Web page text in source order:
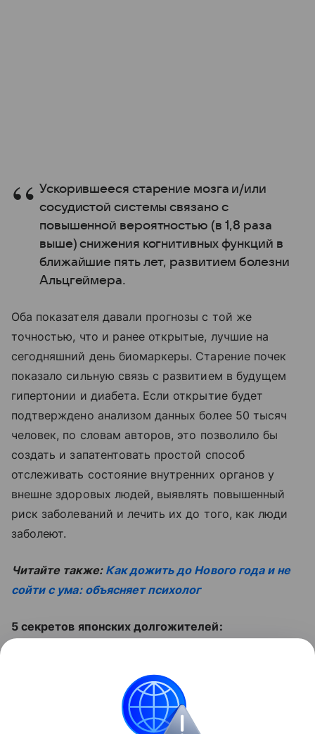
Ускорившееся старение мозга и/или
сосудистой системы связано с
повышенной вероятностью (в 1,8 раза
выше) снижения когнитивных функций в
ближайшие пять лет, развитием болезни
Альцгеймера.
Оба показателя давали прогнозы с той же
точностью, что и ранее открытые, лучшие на
сегодняшний день биомаркеры. Старение почек
показало сильную связь с развитием в будущем
гипертонии и диабета. Если открытие будет
подтверждено анализом данных более 50 тысяч
человек, по словам авторов, это позволило бы
создать и запатентовать простой способ
отслеживать состояние внутренних органов у
внешне здоровых людей, выявлять повышенный
риск заболеваний и лечить их до того, как люди
заболеют.
Читайте также: Как дожить до Нового года и не
сойти с ума: объясняет психолог
5 секретов японских долгожителей: